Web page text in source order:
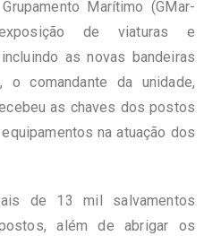
Marítimo (GMar-
de viaturas e
as novas bandeiras
o comandante da unidade,
as chaves dos postos
na atuação dos
de 13 mil salvamentos
além de abrigar os